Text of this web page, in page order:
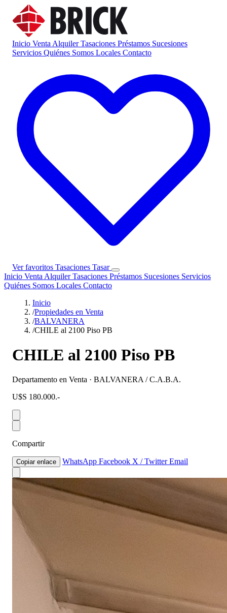
Inicio Venta AlquilerTasaciones Préstamos Sucesiones
Servicios Quiénes Somos Locales Contacto
Ver favoritos Tasaciones Tasar
Inicio Venta AlquilerTasaciones Préstamos Sucesiones Servicios
Quiénes Somos Locales Contacto
Inicio
/Propiedades en Venta
/BALVANERA
/CHILE al 2100 Piso PB
CHILE al 2100 Piso PB
Departamento en Venta · BALVANERA / C.A.B.A.
U$S 180.000.-
Compartir
Copiar enlace WhatsApp Facebook X / TwitterEmail